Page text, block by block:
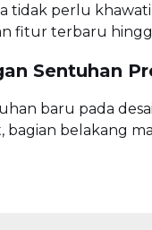
tidak perlu
fitur terbaru
Sentuhan
baru pada
belakang